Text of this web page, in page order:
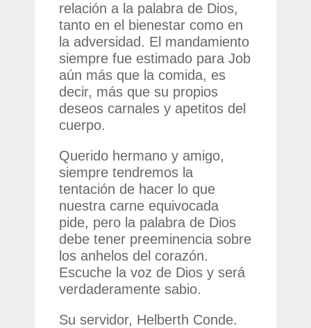
relación a la palabra de Dios,
tanto en el bienestar como en
la adversidad. El mandamiento
siempre fue estimado para Job
aún más que la comida, es
decir, más que su propios
deseos carnales y apetitos del
cuerpo.
Querido hermano y amigo,
siempre tendremos la
tentación de hacer lo que
nuestra carne equivocada
pide, pero la palabra de Dios
debe tener preeminencia sobre
los anhelos del corazón.
Escuche la voz de Dios y será
verdaderamente sabio.
Su servidor, Helberth Conde.